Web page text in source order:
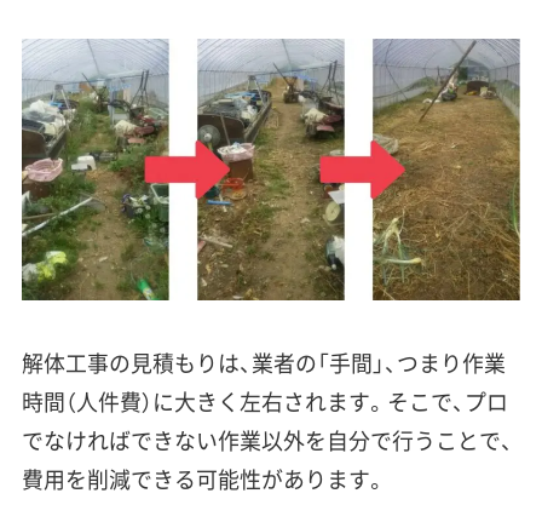
解体工事の見積もりは、業者の「手間」、つまり作業
時間（人件費）に大きく左右されます。そこで、プロ
でなければできない作業以外を自分で行うことで、
費用を削減できる可能性があります。